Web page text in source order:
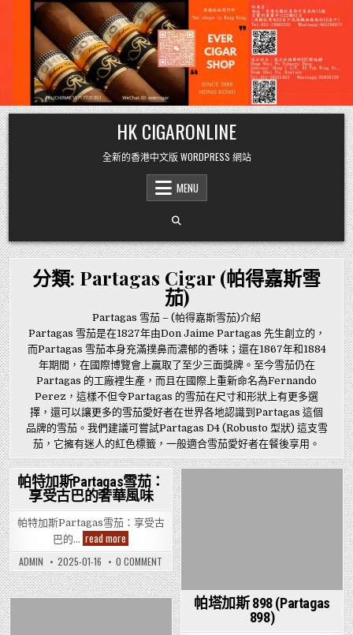
Skip
to
content
HK CIGARONLINE
全新的香港中文版 WORDPRESS 網站
MENU
分類: Partagas Cigar (帕得嘉斯雪
茄)
Partagas 雪茄 – (帕得嘉斯雪茄)介紹
Partagas 雪茄是在1827年由Don Jaime Partagas 先生創立的，
而Partagas 雪茄本身充滿撲鼻而濃郁的香味；還在1867年和1884
年期間，在國際博覽會上贏取了至少三面獎牌。至今雪茄仍在
Partagas 的工廠裡生產，而且在國際上重新命名為Fernando
Perez，這樣不但令Partagas 的雪茄在尺寸和形狀上有更多選
擇，還可以讓更多的雪茄愛好者在世界各地認識到Partagas 這個
品牌的雪茄。我們建議可嘗試Partagas D4 (Robusto 型狀) 這支雪
茄，它擁有迷人的紅色標籤，一般適合雪茄愛好者在餐後享用。
Posted
in
帕特加斯Partagas雪茄：
享受古巴的奢華風味
帕特加斯Partagas雪茄：享受古
巴的… read more
特
加
斯
Partagas
雪
茄：
ADMIN 2025-01-16 0 COMMENT
帕
特
加
斯
PARTAGAS
茄：
帕塔加斯 898 (Partagas
898)